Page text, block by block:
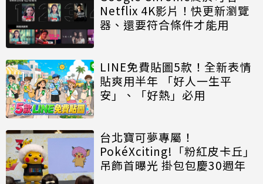
Netflix 4K影片！快更新瀏覽
器、還要符合條件才能用
LINE免費貼圖5款！全新表情
貼爽用半年 「好人一生平
安」、「好熱」必用
台北寶可夢專屬！
PokéXciting!「粉紅皮卡丘」
吊飾首曝光 掛包包慶30週年